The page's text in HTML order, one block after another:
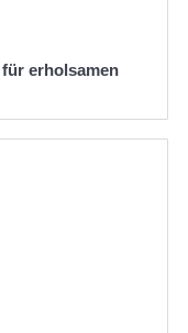
erholsamen